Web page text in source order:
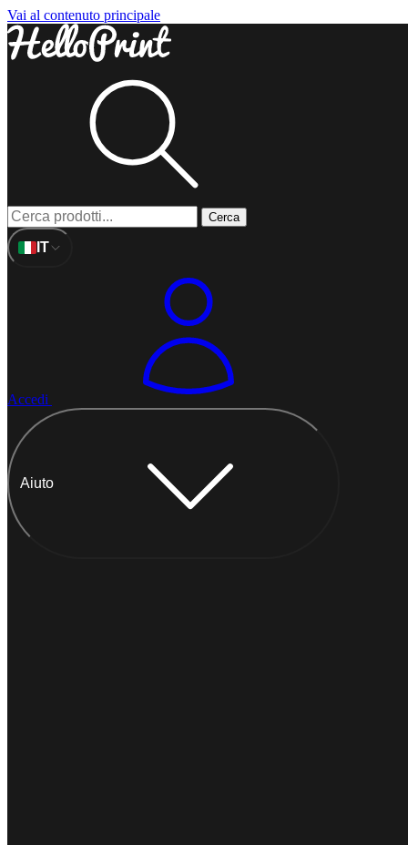
Vai al contenuto principale
Cerca
IT
Accedi
Aiuto